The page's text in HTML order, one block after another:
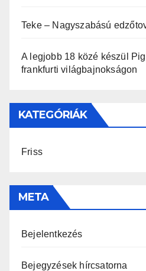
Teke – Nagyszabású
A legjobb 18 közé készül
frankfurti világbajnokságon
KATEGÓRIÁK
Friss
META
Bejelentkezés
Bejegyzések hírcsatorna